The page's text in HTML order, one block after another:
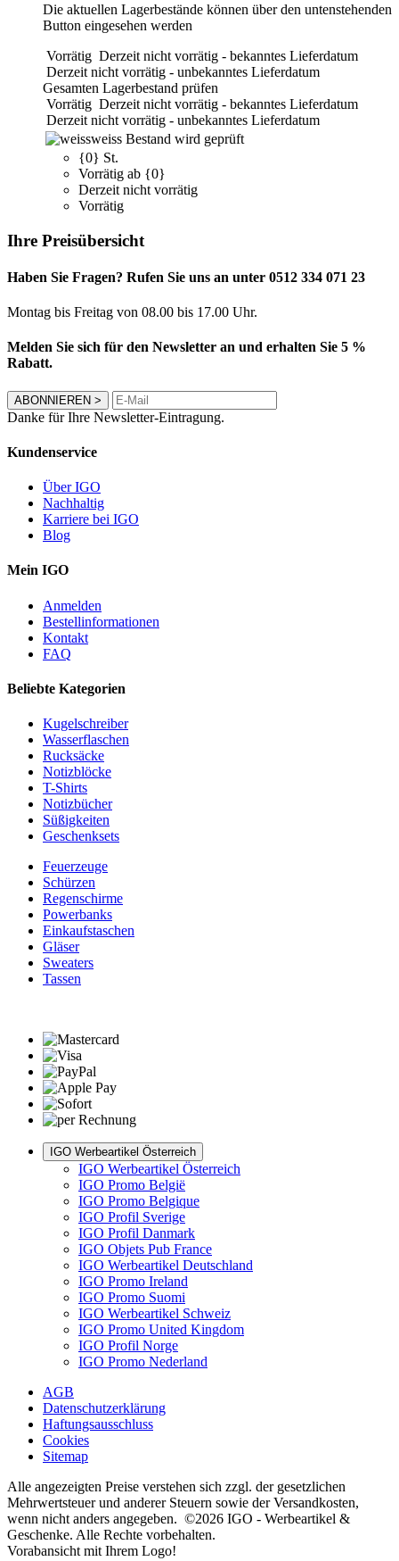
Die aktuellen Lagerbestände können über den untenstehenden
Button eingesehen werden
Vorrätig Derzeit nicht vorrätig - bekanntes Lieferdatum
Derzeit nicht vorrätig - unbekanntes Lieferdatum
Gesamten Lagerbestand prüfen
Vorrätig Derzeit nicht vorrätig - bekanntes Lieferdatum
Derzeit nicht vorrätig - unbekanntes Lieferdatum
weiss Bestand wird geprüft
{0} St.
Vorrätig ab {0}
Derzeit nicht vorrätig
Vorrätig
Ihre Preisübersicht
Haben Sie Fragen? Rufen Sie uns an unter 0512 334 071 23
Montag bis Freitag von 08.00 bis 17.00 Uhr.
Melden Sie sich für den Newsletter an und erhalten Sie 5 %
Rabatt.
ABONNIEREN >
Danke für Ihre Newsletter-Eintragung.
Kundenservice
Über IGO
Nachhaltig
Karriere bei IGO
Blog
Mein IGO
Anmelden
Bestellinformationen
Kontakt
FAQ
Beliebte Kategorien
Kugelschreiber
Wasserflaschen
Rucksäcke
Notizblöcke
T-Shirts
Notizbücher
Süßigkeiten
Geschenksets
Feuerzeuge
Schürzen
Regenschirme
Powerbanks
Einkaufstaschen
Gläser
Sweaters
Tassen
IGO Werbeartikel Österreich
IGO Werbeartikel Österreich
IGO Promo België
IGO Promo Belgique
IGO Profil Sverige
IGO Profil Danmark
IGO Objets Pub France
IGO Werbeartikel Deutschland
IGO Promo Ireland
IGO Promo Suomi
IGO Werbeartikel Schweiz
IGO Promo United Kingdom
IGO Profil Norge
IGO Promo Nederland
AGB
Datenschutzerklärung
Haftungsausschluss
Cookies
Sitemap
Alle angezeigten Preise verstehen sich zzgl. der gesetzlichen
Mehrwertsteuer und anderer Steuern sowie der Versandkosten,
wenn nicht anders angegeben. ©2026 IGO - Werbeartikel &
Geschenke. Alle Rechte vorbehalten.
Vorabansicht mit Ihrem Logo!